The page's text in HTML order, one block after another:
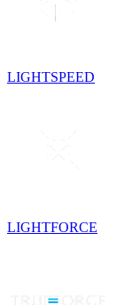
LIGHTSPEED
LIGHTFORCE